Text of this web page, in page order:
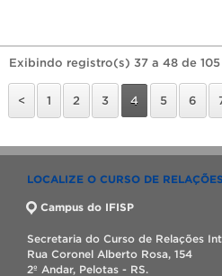
Exibindo registro(s) 37 a 48 de
< 1 2 3 4 5 6
LOCALIZE O CURSO DE
Campus do IFISP
Secretaria do Curso de Relações
Rua Coronel Alberto Rosa, 154
2º Andar, Pelotas - RS.